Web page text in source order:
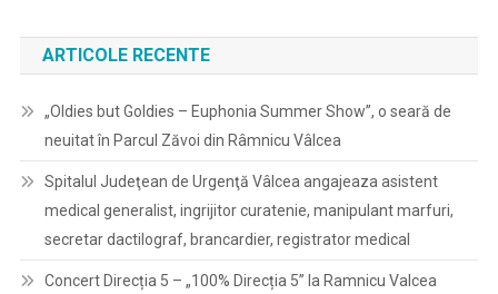
ARTICOLE RECENTE
„Oldies but Goldies – Euphonia Summer Show”, o seară de
neuitat în Parcul Zăvoi din Râmnicu Vâlcea
Spitalul Judeţean de Urgenţă Vâlcea angajeaza asistent
medical generalist, ingrijitor curatenie, manipulant marfuri,
secretar dactilograf, brancardier, registrator medical
Concert Direcția 5 – „100% Direcția 5” la Ramnicu Valcea